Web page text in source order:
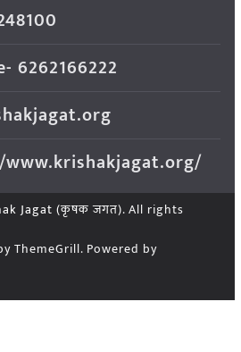
6262166222
Jagat (कृषक जगत). All rights
ThemeGrill. Powered by